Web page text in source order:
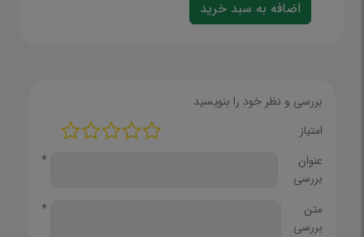
بررسی و نظر خود را بنویسید
امتیاز
عنوان
بررسی
*
متن
بررسی
*